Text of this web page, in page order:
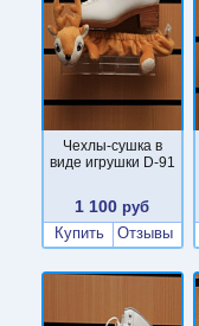
Чехлы-сушка в
виде игрушки D-91
1 100 руб
Купить
Отзывы